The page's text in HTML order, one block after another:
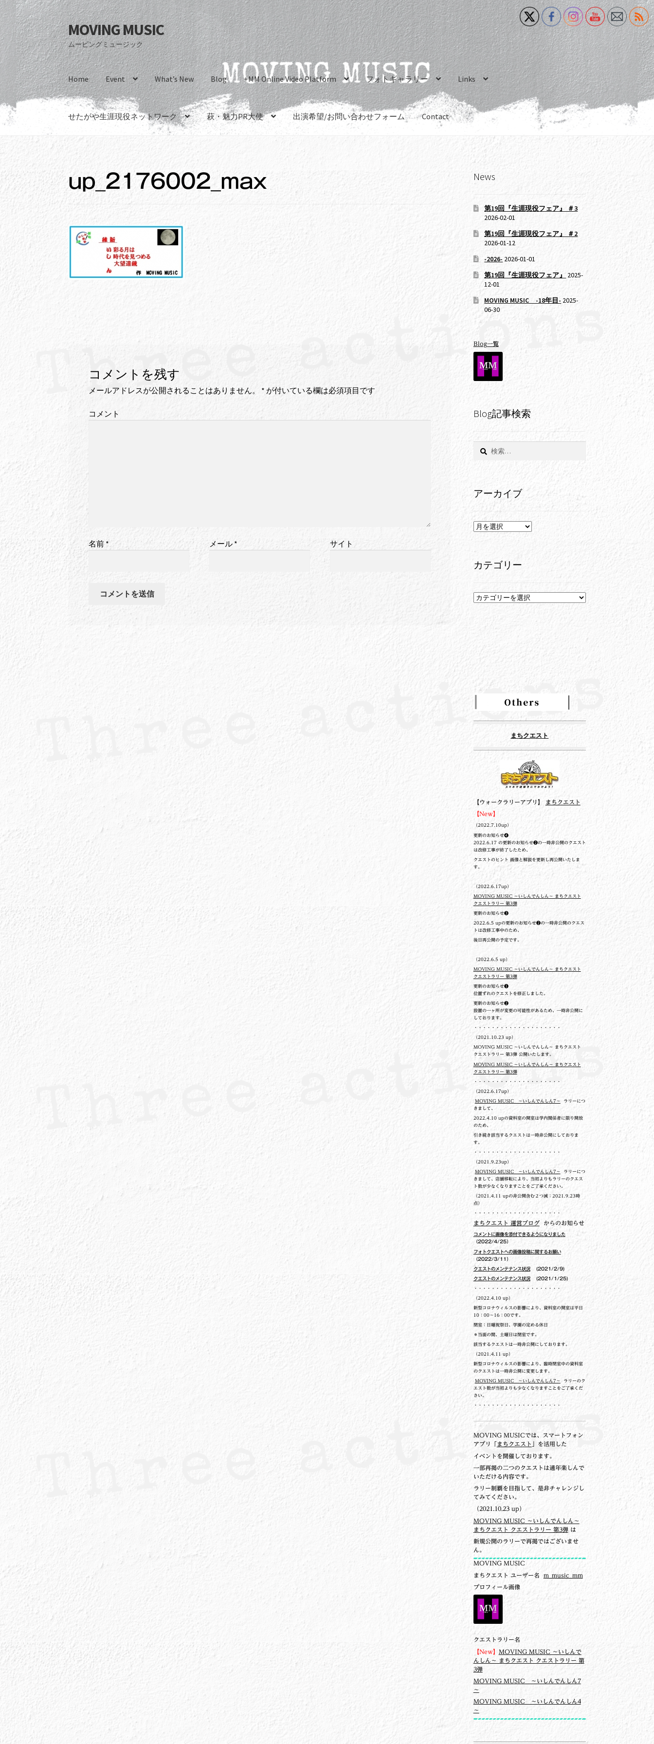
ナ
ビ
ゲ
ー
シ
ョ
ン
ス
コ
ン
テ
ン
ツ
へ
ス
ッ
MOVING MUSIC
ムービングミュージック
Home Event What’s New Blog +MM Online Video Platform フォトギャラリー Links
せたがや生涯現役ネットワーク 萩・魅力PR大使 出演希望/お問い合わせフォーム Contact
up_2176002_max
コメントを残す
メールアドレスが公開されることはありません。 * が付いている欄は必須項目です
コメント
名前 * メール * サイト
News
第19回『生涯現役フェア』 ＃3
2026-02-01
第19回『生涯現役フェア』 ＃2
2026-01-12
-2026- 2026-01-01
第19回『生涯現役フェア』
2025-
12-01
MOVING MUSIC -18年目- 2025-
06-30
Blog一覧
Blog記事検索
アーカイブ
ア
ブ
カテゴリー
カ
ー
まちクエスト
【ウォークラリーアプリ】 まちクエスト
【New】
（2022.7.10up）
更新のお知らせ❹
2022.6.17 の更新のお知らせ❷の一時非公開のクエスト
は改修工事が終了したため、
クエストのヒント 画像と解説を更新し再公開いたしま
す。
（2022.6.17up）
MOVING MUSIC ～いしんでんしん～ まちクエスト
クエストラリー 第3弾
更新のお知らせ❸
2022.6.5 upの更新のお知らせ❷の一時非公開のクエス
トは改修工事中のため、
後日再公開の予定です。
（2022.6.5 up）
MOVING MUSIC ～いしんでんしん～ まちクエスト
クエストラリー 第3弾
更新のお知らせ❶
位置ずれのクエストを修正しました。
更新のお知らせ❷
設置の一ヶ所が変更の可能性があるため、一時非公開に
しております。
・・・・・・・・・・・・・・・・・・・・
（2021.10.23 up）
MOVING MUSIC ～いしんでんしん～ まちクエスト
クエストラリー 第3弾 公開いたします。
MOVING MUSIC ～いしんでんしん～ まちクエスト
クエストラリー 第3弾
・・・・・・・・・・・・・・・・・・・・
（2022.6.17up）
MOVING MUSIC ～いしんでんしん7～ ラリーにつ
きまして、
2022.4.10 upの資料室の開室は学内関係者に限り開放
のため、
引き続き該当するクエストは一時非公開にしておりま
す。
・・・・・・・・・・・・・・・・・・・・
（2021.9.23up）
MOVING MUSIC ～いしんでんしん7～ ラリーにつ
きまして、店舗移転により、当初よりもラリーのクエス
ト数が少なくなりますことをご了承ください。
（2021.4.11 upの非公開含む２つ減：2021.9.23時
点）
・・・・・・・・・・・・・・・・・・・・
まちクエスト 運営ブログからのお知らせ
コメントに画像を添付できるようになりました
（2022/4/25）
フォトクエストへの画像投稿に関するお願い
（2022/3/11）
クエストのメンテナンス状況(2021/2/9)
クエストのメンテナンス状況(2021/1/25)
・・・・・・・・・・・・・・・・・・・・
（2022.4.10 up）
新型コロナウィルスの影響により、資料室の開室は平日
10：00～16：00です。
閉室：日曜祝祭日、学園の定める休日
＊当面の間、土曜日は閉室です。
該当するクエストは一時非公開にしております。
（2021.4.11 up）
新型コロナウィルスの影響により、臨時閉室中の資料室
のクエストは一時非公開に変更します。
MOVING MUSIC ～いしんでんしん7～ ラリーのク
エスト数が当初よりも少なくなりますことをご了承くだ
さい。
・・・・・・・・・・・・・・・・・・・・
MOVING MUSICでは、スマートフォン
アプリ「
まちクエスト 」を活用した
イベントを開催しております。
一部再掲の二つのクエストは通年楽しんで
いただける内容です。
ラリー制覇を目指して、是非チャレンジし
てみてください。
（2021.10.23 up）
MOVING MUSIC ～いしんでんしん～
まちクエスト クエストラリー 第3弾は
新規公開のラリーで再掲ではございませ
ん。
MOVING MUSIC
まちクエスト ユーザー名 m_music_mm
プロフィール画像
クエストラリー名
【New】 MOVING MUSIC ～いしんで
んしん～ まちクエスト クエストラリー 第
3弾
MOVING MUSIC ～いしんでんしん7
～
MOVING MUSIC ～いしんでんしん4
～